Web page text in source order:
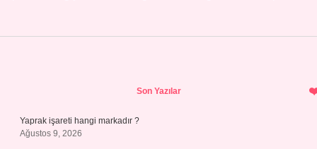
Son Yazılar
Yaprak işareti hangi markadır ?
Ağustos 9, 2026